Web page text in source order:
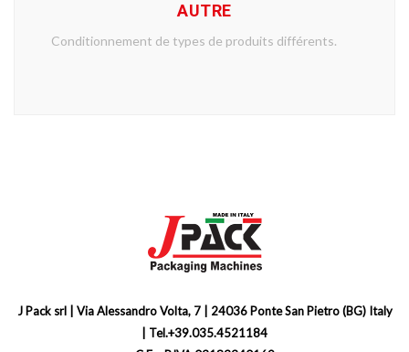
AUTRE
Conditionnement de types de produits différents.
J Pack srl | Via Alessandro Volta, 7 | 24036 Ponte San Pietro (BG) Italy
| Tel.+39.035.4521184